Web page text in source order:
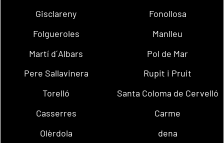
Gisclareny
Fonollosa
Folgueroles
Manlleu
Martí d´Albars
Pol de Mar
Pere Sallavinera
Rupit i Pruit
Torelló
Santa Coloma de Cervelló
Casserres
Carme
Olèrdola
dena